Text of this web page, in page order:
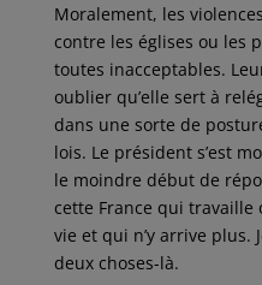
Moralement, les
contre les églises ou les
toutes inacceptables.
oublier qu’elle sert à
dans une sorte de
lois. Le président s’est
le moindre début de
cette France qui
vie et qui n’y arrive plus.
deux choses-là.